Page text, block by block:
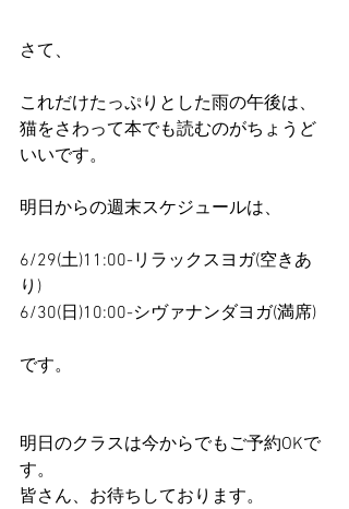
さて、
これだけたっぷりとした雨の午後は、
猫をさわって本でも読むのがちょうど
いいです。
明日からの週末スケジュールは、
6/29(土)11:00-リラックスヨガ(空きあ
り)
6/30(日)10:00-シヴァナンダヨガ(満席)
です。
明日のクラスは今からでもご予約OKで
す。
皆さん、お待ちしております。